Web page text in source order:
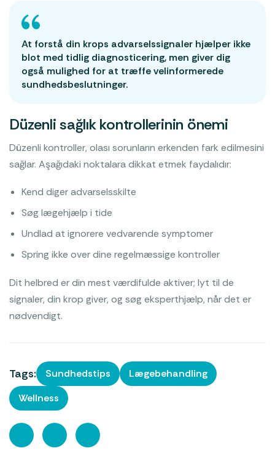
At forstå din krops advarselssignaler hjælper ikke
blot med tidlig diagnosticering, men giver dig
også mulighed for at træffe velinformerede
sundhedsbeslutninger.
Düzenli sağlık kontrollerinin önemi
Düzenli kontroller, olası sorunların erkenden fark edilmesini
sağlar. Aşağıdaki noktalara dikkat etmek faydalıdır:
Kend diger advarselsskilte
Søg lægehjælp i tide
Undlad at ignorere vedvarende symptomer
Spring ikke over dine regelmæssige kontroller
Dit helbred er din mest værdifulde aktiver; lyt til de
signaler, din krop giver, og søg eksperthjælp, når det er
nødvendigt.
Tags: Sundhedstips
Lægebehandling
Wellness